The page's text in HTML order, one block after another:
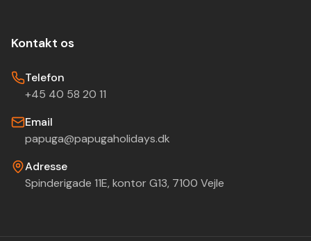
Kontakt os
Telefon
+45 40 58 20 11
Email
papuga@papugaholidays.dk
Adresse
Spinderigade 11E, kontor G13, 7100 Vejle